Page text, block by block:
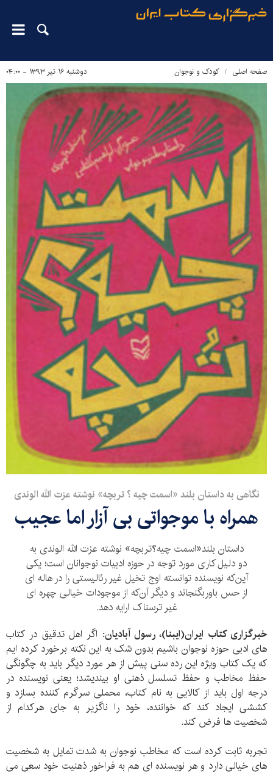
صفحه اصلی کودک و نوجوان دوشنبه ۱۶ تیر ۱۳۹۳ - ۰۴:۰۰
نگاهی به داستان بلند «اسمت چیه ؟ تربچه» نوشته عزت الله الوندی
همراه با موجواتی بی آزار اما عجیب
داستان بلند«اسمت چیه؟تربچه» نوشته عزت الله الوندی به
دو دلیل کاری مورد توجه در حوزه ادبیات نوجوانان است؛ یکی
آین‌که نویسنده توانسته اوج تخیل غیر رئالیستی را در هاله ای
از حس باوربگنجاند و دیگر آن‌که از موجودات خیالی چهره ای
غیر ترسناک ارایه دهد.
خبرگزاری کتاب ایران(ایبنا)، رسول آبادیان: اگر اهل تدقیق در کتاب
های ادبی حوزه نوجوان باشیم بدون شک به این نکته برخورد کرده ایم
که یک کتاب ویژه این رده سنی پیش از هر مورد دیگر باید به چگونگی
حفظ مخاطب و حفظ تسلسل ذهنی او بیندیشد؛ یعنی نویسنده در
درجه اول باید از کالایی به نام کتاب، محملی سرگرم کننده بسازد و
کششی ایجاد کند که خواننده، خود را ناگزیر به جای هرکدام از
شخصیت ها فرض کند.
تجربه ثابت کرده است که مخاطب نوجوان به شدت تمایل به شخصیت
های خیالی دارد و هر نویسنده ای هم به فراخور ذهنیت خود سعی می